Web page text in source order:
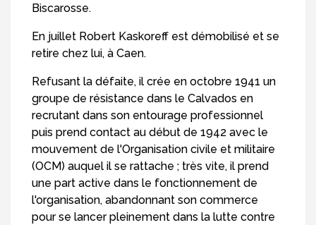
Biscarosse.
En juillet Robert Kaskoreff est démobilisé et se
retire chez lui, à Caen.
Refusant la défaite, il crée en octobre 1941 un
groupe de résistance dans le Calvados en
recrutant dans son entourage professionnel
puis prend contact au début de 1942 avec le
mouvement de l'Organisation civile et militaire
(OCM) auquel il se rattache ; très vite, il prend
une part active dans le fonctionnement de
l'organisation, abandonnant son commerce
pour se lancer pleinement dans la lutte contre